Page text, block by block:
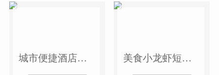
城市便捷酒店短视频案例 美食小龙虾短视频案例